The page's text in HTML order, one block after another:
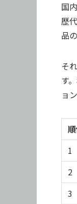
国
歴
品
そ
す
ョ
1
2
3